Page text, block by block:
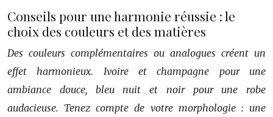
Conseils pour une harmonie réussie : le
choix des couleurs et des matières
Des couleurs complémentaires ou analogues créent un
effet harmonieux. Ivoire et champagne pour une
ambiance douce, bleu nuit et noir pour une robe
audacieuse. Tenez compte de votre morphologie : une